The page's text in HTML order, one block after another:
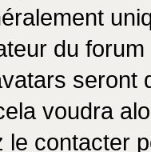
du
seront
voudra
le contacter